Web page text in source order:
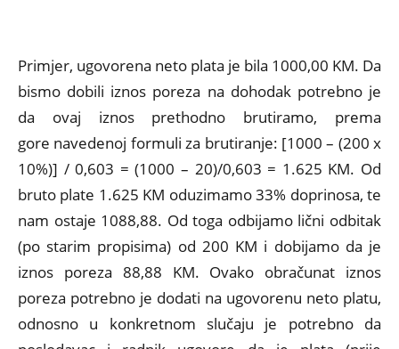
Primjer, ugovorena neto plata je bila 1000,00 KM. Da
bismo dobili iznos poreza na dohodak potrebno je
da ovaj iznos prethodno brutiramo, prema
gore navedenoj formuli za brutiranje: [1000 – (200 x
10%)] / 0,603 = (1000 – 20)/0,603 = 1.625 KM. Od
bruto plate 1.625 KM oduzimamo 33% doprinosa, te
nam ostaje 1088,88. Od toga odbijamo lični odbitak
(po starim propisima) od 200 KM i dobijamo da je
iznos poreza 88,88 KM. Ovako obračunat iznos
poreza potrebno je dodati na ugovorenu neto platu,
odnosno u konkretnom slučaju je potrebno da